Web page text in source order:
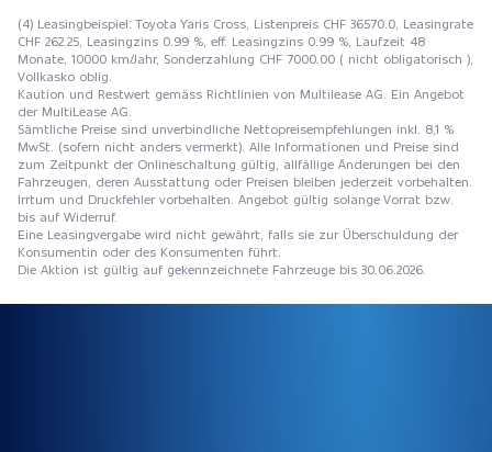
(4) Leasingbeispiel: Toyota Yaris Cross, Listenpreis CHF 36570.0, Leasingrate
CHF 262.25, Leasingzins 0.99 %, eff. Leasingzins 0.99 %, Laufzeit 48
Monate, 10000 km/Jahr, Sonderzahlung CHF 7000.00 ( nicht obligatorisch ),
Vollkasko oblig.
Kaution und Restwert gemäss Richtlinien von Multilease AG. Ein Angebot
der MultiLease AG.
Sämtliche Preise sind unverbindliche Nettopreisempfehlungen inkl. 8,1 %
MwSt. (sofern nicht anders vermerkt). Alle Informationen und Preise sind
zum Zeitpunkt der Onlineschaltung gültig, allfällige Änderungen bei den
Fahrzeugen, deren Ausstattung oder Preisen bleiben jederzeit vorbehalten.
Irrtum und Druckfehler vorbehalten. Angebot gültig solange Vorrat bzw.
bis auf Widerruf.
Eine Leasingvergabe wird nicht gewährt, falls sie zur Überschuldung der
Konsumentin oder des Konsumenten führt.
Die Aktion ist gültig auf gekennzeichnete Fahrzeuge bis 30.06.2026.